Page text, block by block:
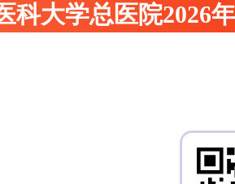
科大学总医院2026